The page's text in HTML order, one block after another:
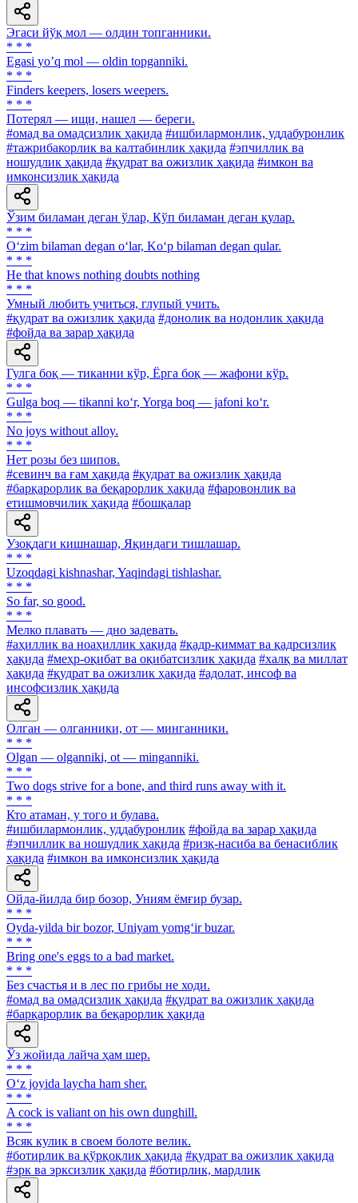
Эгаси йўқ мол — олдин топганники.
* * *
Egasi yoʼq mol — oldin topganniki.
* * *
Finders keepers, losers weepers.
* * *
Потерял — ищи, нашел — береги.
#омад ва омадсизлик ҳақида #ишбилармонлик, уддабуронлик
#тажрибакорлик ва калтабинлик ҳақида #эпчиллик ва
ношудлик ҳақида #қудрат ва ожизлик ҳақида #имкон ва
имконсизлик ҳақида
Ўзим биламан деган ўлар, Кўп биламан деган қулар.
* * *
O‘zim bilaman degan o‘lar, Ko‘p bilaman degan qular.
* * *
He that knows nothing doubts nothing
* * *
Умный любить учиться, глупый учить.
#қудрат ва ожизлик ҳақида #донолик ва нодонлик ҳақида
#фойда ва зарар ҳақида
Гулга боқ — тиканни кўр, Ёрга боқ — жафони кўр.
* * *
Gulga boq — tikanni ko‘r, Yorga boq — jafoni ko‘r.
* * *
No joys without alloy.
* * *
Нет розы без шипов.
#севинч ва ғам ҳақида #қудрат ва ожизлик ҳақида
#барқарорлик ва беқарорлик ҳақида #фаровонлик ва
етишмовчилик ҳақида #бошқалар
Узоқдаги кишнашар, Яқиндаги тишлашар.
* * *
Uzoqdagi kishnashar, Yaqindagi tishlashar.
* * *
So far, so good.
* * *
Мелко плавать — дно задевать.
#аҳиллик ва ноаҳиллик ҳақида #қадр-қиммат ва қадрсизлик
ҳақида #меҳр-оқибат ва оқибатсизлик ҳақида #халқ ва миллат
ҳақида #қудрат ва ожизлик ҳақида #адолат, инсоф ва
инсофсизлик ҳақида
Олган — олганники, от — минганники.
* * *
Olgan — olganniki, ot — minganniki.
* * *
Two dogs strive for a bone, and third runs away with it.
* * *
Кто атаман, у того и булава.
#ишбилармонлик, уддабуронлик #фойда ва зарар ҳақида
#эпчиллик ва ношудлик ҳақида #ризқ-насиба ва бенасиблик
ҳақида #имкон ва имконсизлик ҳақида
Ойда-йилда бир бозор, Униям ёмғир бузар.
* * *
Oyda-yilda bir bozor, Uniyam yomg‘ir buzar.
* * *
Bring one's eggs to a bad market.
* * *
Без счастья и в лес по грибы не ходи.
#омад ва омадсизлик ҳақида #қудрат ва ожизлик ҳақида
#барқарорлик ва беқарорлик ҳақида
Ўз жойида лайча ҳам шер.
* * *
O‘z joyida laycha ham sher.
* * *
A cock is valiant on his own dunghill.
* * *
Всяк кулик в своем болоте велик.
#ботирлик ва қўрқоқлик ҳақида #қудрат ва ожизлик ҳақида
#эрк ва эрксизлик ҳақида #ботирлик, мардлик